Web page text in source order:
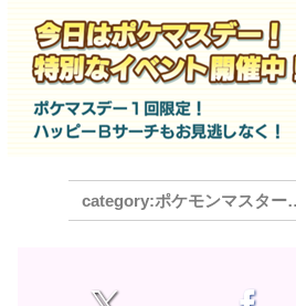
ポケモンマスターズEX